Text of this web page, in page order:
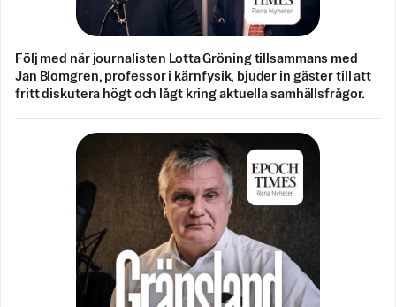
Följ med när journalisten Lotta Gröning tillsammans med
Jan Blomgren, professor i kärnfysik, bjuder in gäster till att
fritt diskutera högt och lågt kring aktuella samhällsfrågor.